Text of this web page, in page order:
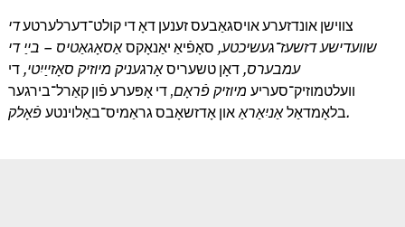
צווישן אונדזערע אויסגאַבעס זענען דאָ די קולט־דערלערטעדי
שוועדישע דזשעז־געשיכטע, סאָפֿיאַ יאַנאָקסאַסאָגאַטיס – בײַ די
עמבערס,דאָן טשעריסאָרגעניק מיוזיק סאָזײַיִטי,די
וועלטמוזיק־סעריע מיוזיק פֿראָם, די אָפּערע פֿון קאַרל־בירגער
בלאָמדאַלאַניִאַראַאון אָדזשאָבס גראַמיס־באַלוינטע פֿאָלק.